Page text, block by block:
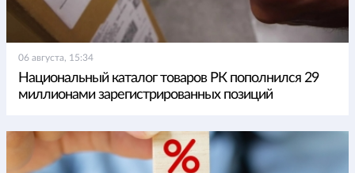
06 августа, 15:34
Национальный каталог товаров РК пополнился 29
миллионами зарегистрированных позиций